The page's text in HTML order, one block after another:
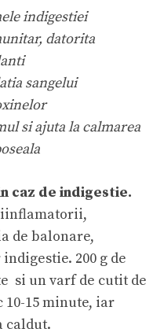
indigestiei
datorita
sangelui
si ajuta la calmarea
caz de indigestie.
de balonare,
200 g de
si un varf de cutit de
15 minute, iar
caldut.